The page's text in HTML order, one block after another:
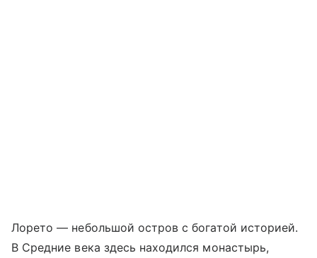
Лорето — небольшой остров с богатой историей.
В Средние века здесь находился монастырь,